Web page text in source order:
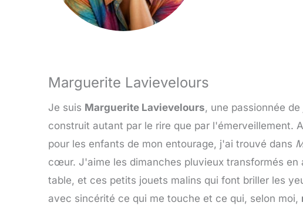
Marguerite Lavievelours
Je suis Marguerite Lavievelours, une passionnée de
construit autant par le rire que par l'émerveillement.
pour les enfants de mon entourage, j'ai trouvé dans
cœur. J'aime les dimanches pluvieux transformés
table, et ces petits jouets malins qui font briller les
avec sincérité ce qui me touche et ce qui, selon moi,